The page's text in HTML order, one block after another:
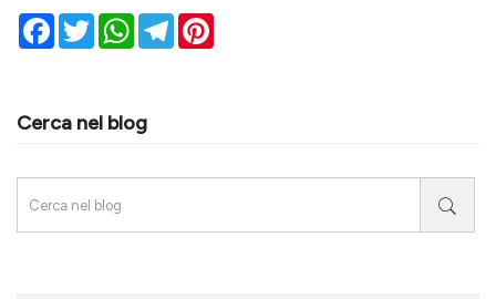
Cerca nel blog
Facebook
TwitterWhatsApp
Telegram